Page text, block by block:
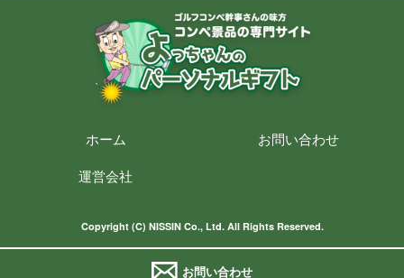
お問い合わせ
ホーム
お問い合わせ
運営会社
Copyright (C) NISSIN Co., Ltd. All Rights Reserved.